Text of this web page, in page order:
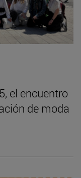
el encuentro
de moda